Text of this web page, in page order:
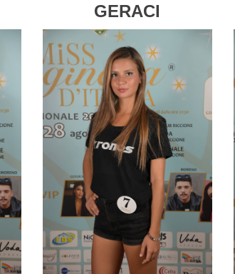
GERACI